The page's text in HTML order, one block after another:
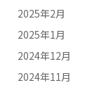
2025年2月
2025年1月
2024年12月
2024年11月